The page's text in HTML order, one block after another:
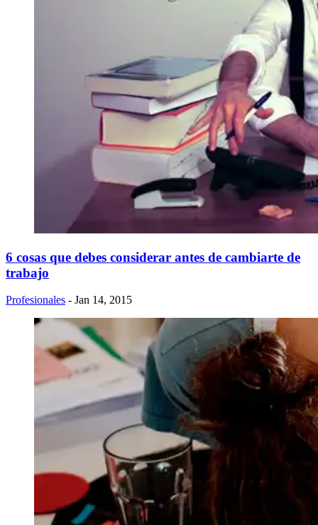
6 cosas que debes considerar antes de cambiarte de
trabajo
Profesionales - Jan 14, 2015